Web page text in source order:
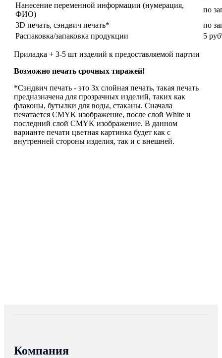
Нанесение переменной информации (нумерация,
ФИО)
по
3D печать, сэндвич печать*
по
Распаковка/запаковка продукции
5
Приладка + 3-5 шт изделий к предоставляемой партии
Возможно печать срочных тиражей!
*Сэндвич печать - это 3х слойная печать, такая печать
предназначена для прозрачных изделий, таких как
флаконы, бутылки для воды, стаканы. Сначала
печатается CMYK изображение, после слой White и
последний слой CMYK изображение. В данном
варианте печати цветная картинка будет как с
внутренней стороны изделия, так и с внешней.
Компания